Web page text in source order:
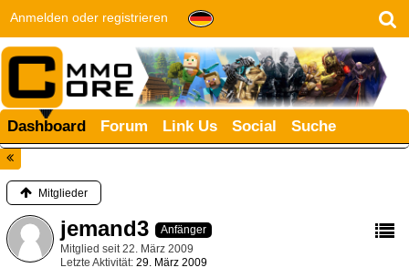
Anmelden oder registrieren
Dashboard Forum Link Us Social Suche
Mitglieder
jemand3
Anfänger
Mitglied seit 22. März 2009
Letzte Aktivität 29. März 2009